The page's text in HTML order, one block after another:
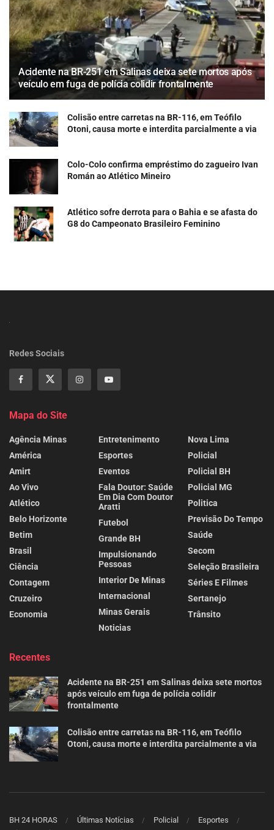
Acidente na BR-251 em Salinas deixa sete mortos após
veículo em fuga de polícia colidir frontalmente
Colisão entre carretas na BR-116, em Teófilo
Otoni, causa morte e interdita parcialmente a via
Colo-Colo confirma empréstimo do zagueiro Ivan
Román ao Atlético Mineiro
Atlético sofre derrota para o Bahia e se afasta do
G8 do Campeonato Brasileiro Feminino
Redes Sociais
Mapa do Site
Agência Minas
América
Amirt
Ao Vivo
Atlético
Belo Horizonte
Betim
Brasil
Ciência
Contagem
Cruzeiro
Economia
Entretenimento
Esportes
Eventos
Fala Doutor: Saúde
Em Dia Com Doutor
Aratti
Futebol
Grande BH
Impulsionando
Pessoas
Interior De Minas
Internacional
Minas Gerais
Noticias
Nova Lima
Policial
Policial BH
Policial MG
Politica
Previsão Do Tempo
Saúde
Secom
Seleção Brasileira
Séries E Filmes
Sertanejo
Trânsito
Recentes
Acidente na BR-251 em Salinas deixa sete mortos
após veículo em fuga de polícia colidir
frontalmente
Colisão entre carretas na BR-116, em Teófilo
Otoni, causa morte e interdita parcialmente a via
BH 24 HORAS Últimas Notícias Policial
Esportes